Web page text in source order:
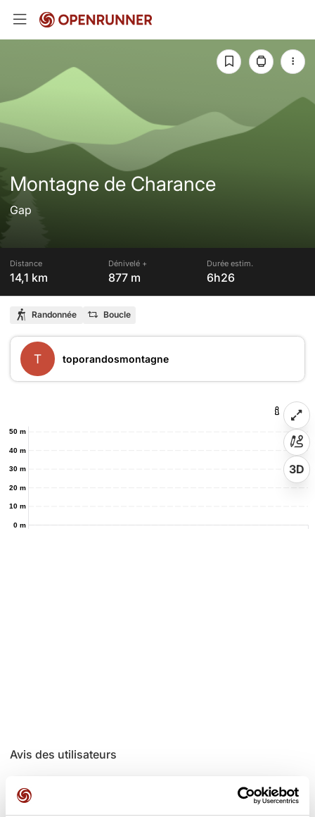
Montagne de Charance
Gap
Distance
14,1 km
Dénivelé +
877 m
Durée estim.
6h26
Randonnée Boucle
T toporandosmontagne
0 m
10 m
20 m
30 m
40 m
50 m
3D
Avis des utilisateurs
Soyez le premier à ajouter un avis !